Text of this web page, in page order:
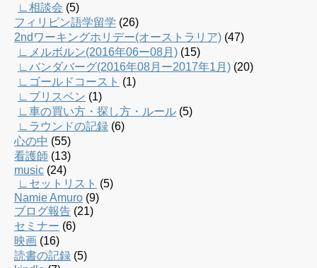
∟相談会 (5)
フィリピン語学留学 (26)
2ndワーキングホリデー(オーストラリア) (47)
∟メルボルン(2016年06ー08月) (15)
∟バンダバーグ(2016年08月ー2017年1月) (20)
∟ゴールドコースト (1)
∟ブリスベン (1)
∟車の買い方・探し方・ルール (5)
∟ラウンドの記録 (6)
心の中 (55)
看護師 (13)
music (24)
∟セットリスト (5)
Namie Amuro (9)
ブログ報告 (21)
セミナー (6)
映画 (16)
読書の記録 (5)